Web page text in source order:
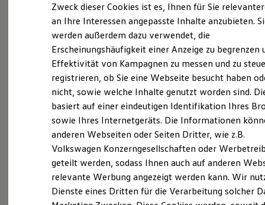
Laden
Laden unterwegs
Laden Zuhause
Ladezeitensimulator
Batterie
Sicherheit
Garantie und Lebensdauer
Nachhaltigkeit
Technologie
Kosten und Kauf
Verbrauchskosten
Kaufoptionen
E-Auto-Förderung
Software und Konnektivität
Die ID. Software 6
ID. Software Versionen und Updates
Digitale Extras
Schnittstellen zu Ihrem ID.
Probefahrt vereinbaren
Fahrzeugangebot anfordern
Servicetermin buchen
Zweck dieser Cookies ist es, Ihnen für Sie
an Ihre Interessen angepasste Inhalte anzubieten.
werden außerdem dazu verwendet, die
Erscheinungshäufigkeit einer Anzeige zu begrenzen
Effektivität von Kampagnen zu messen und zu
registrieren, ob Sie eine Webseite besucht haben
nicht, sowie welche Inhalte genutzt worden sind.
basiert auf einer eindeutigen Identifikation Ihres
sowie Ihres Internetgeräts. Die Informationen
anderen Webseiten oder Seiten Dritter, wie z.B.
Volkswagen Konzerngesellschaften oder
geteilt werden, sodass Ihnen auch auf anderen
relevante Werbung angezeigt werden kann. Wir
Dienste eines Dritten für die Verarbeitung solcher